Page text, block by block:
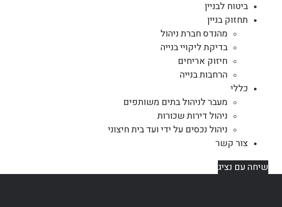
ביטוח לבניין
תחזוק בניין
מהנדס חברת ניהול
בדיקת ליקויי בנייה
חיזוק אריחים
הרחבות בנייה
כללי
מעבר לניהול בתים משותפים
ניהול דירות שכורות
ניהול נכסים על ידי ועד בית חיצוני
צור קשר
שיחה עם נציג